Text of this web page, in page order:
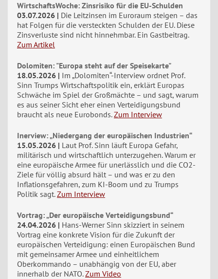
WirtschaftsWoche: Zinsrisiko für die EU-Schulden
03.07.2026
Die Leitzinsen im Euroraum steigen – das
hat Folgen für die versteckten Schulden der EU. Diese
Zinsverluste sind nicht hinnehmbar. Ein Gastbeitrag.
Zum Artikel
Dolomiten: "Europa steht auf der Speisekarte"
18.05.2026
Im „Dolomiten“-Interview ordnet Prof.
Sinn Trumps Wirtschaftspolitik ein, erklärt Europas
Schwäche im Spiel der Großmächte – und sagt, warum
es aus seiner Sicht eher einen Verteidigungsbund
braucht als neue Eurobonds. Zum Interview
Inerview: „Niedergang der europäischen Industrien“
15.05.2026
Laut Prof. Sinn läuft Europa Gefahr,
militärisch und wirtschaftlich unterzugehen. Warum er
eine europäische Armee für unerlässlich und die CO2-
Ziele für völlig absurd hält – und was er zu den
Inflationsgefahren, zum KI-Boom und zu Trumps
Politik sagt. Zum Interview
Vortrag: „Der europäische Verteidigungsbund“
24.04.2026
Hans-Werner Sinn skizziert in seinem
Vortrag eine konkrete Vision für die Zukunft der
europäischen Verteidigung: einen Europäischen Bund
mit gemeinsamer Armee und einheitlichem
Oberkommando – unabhängig von der EU, aber
innerhalb der NATO. Zum Video